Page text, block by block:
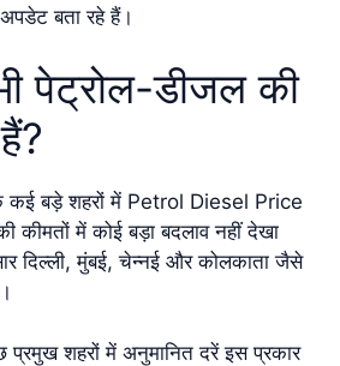
बता रहे हैं।
पेट्रोल-डीजल की
बड़े शहरों में Petrol Diesel Price
में कोई बड़ा बदलाव नहीं देखा
दिल्ली, मुंबई, चेन्नई और कोलकाता जैसे
प्रमुख शहरों में अनुमानित दरें इस प्रकार